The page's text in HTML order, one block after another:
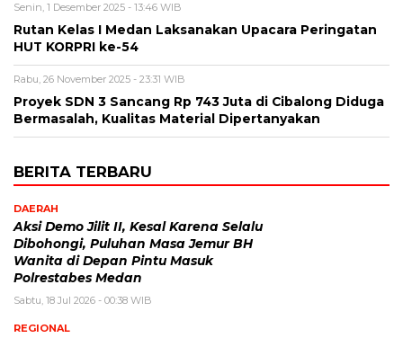
Senin, 1 Desember 2025 - 13:46 WIB
Rutan Kelas I Medan Laksanakan Upacara Peringatan
HUT KORPRI ke-54
Rabu, 26 November 2025 - 23:31 WIB
Proyek SDN 3 Sancang Rp 743 Juta di Cibalong Diduga
Bermasalah, Kualitas Material Dipertanyakan
BERITA TERBARU
DAERAH
Aksi Demo Jilit II, Kesal Karena Selalu
Dibohongi, Puluhan Masa Jemur BH
Wanita di Depan Pintu Masuk
Polrestabes Medan
Sabtu, 18 Jul 2026 - 00:38 WIB
REGIONAL